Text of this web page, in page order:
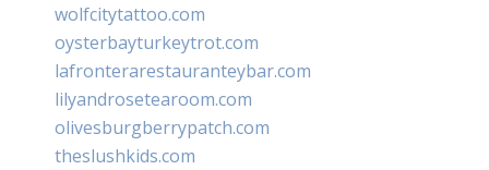
wolfcitytattoo.com
oysterbayturkeytrot.com
lafronterarestauranteybar.com
lilyandrosetearoom.com
olivesburgberrypatch.com
theslushkids.com